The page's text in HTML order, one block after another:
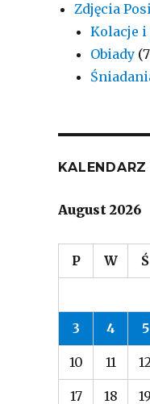
Zdjęcia
Kolacje
Obiady
August 2026
P W Ś
3 4 5
10 11
17 18 19